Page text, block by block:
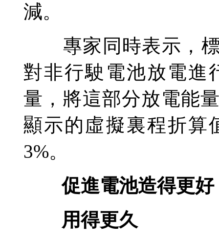
減。
專家同時表示，標
對非行駛電池放電進
量，將這部分放電能
顯示的虛擬裏程折算
3%。
促進電池造得更好
用得更久